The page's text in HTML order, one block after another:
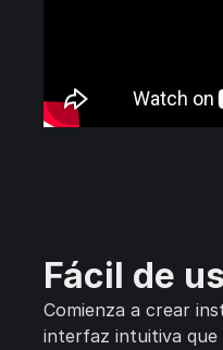
Fácil de
Comienza a crear
interfaz intuitiva que